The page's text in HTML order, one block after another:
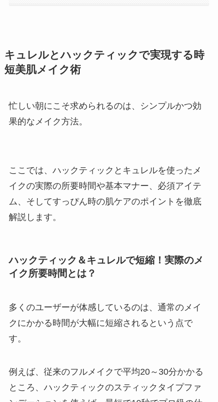
キュレルとハックティックで実現する時
短美肌メイク術
忙しい朝にこそ求められるのは、シンプルかつ効
果的なメイク方法。
ここでは、ハックティックとキュレルを使ったメ
イクの実際の所要時間や基本マナー、必須アイテ
ム、そしてすっぴん時の肌ケアのポイントを徹底
解説します。
ハックティック＆キュレルで短縮！実際のメ
イク所要時間とは？
多くのユーザーが体感しているのは、通常のメイ
クにかかる時間が大幅に短縮されるという点で
す。
例えば、従来のフルメイクで平均20～30分かかる
ところ、ハックティックのスティックタイプファ